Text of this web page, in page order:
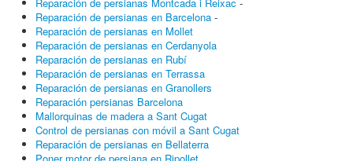
Reparación de persianas en Barcelona -
Reparación de persianas en Mollet
Reparación de persianas en Cerdanyola
Reparación de persianas en Rubí
Reparación de persianas en Terrassa
Reparación de persianas en Granollers
Reparación persianas Barcelona
Mallorquinas de madera a Sant Cugat
Control de persianas con móvil a Sant Cugat
Reparación de persianas en Bellaterra